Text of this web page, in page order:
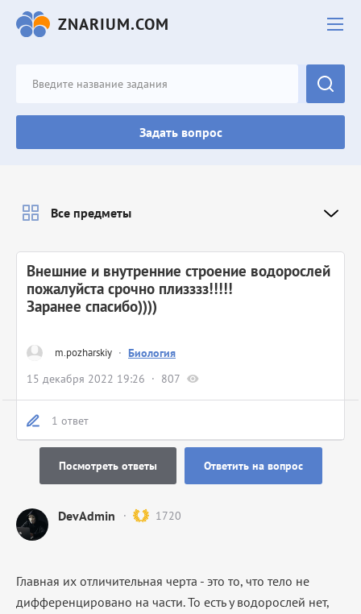
ZNARIUM.COM
Задать вопрос
m.pozharskiy · Биология
15 декабря 2022 19:26
807
Внешние и внутренние строение водорослей
пожалуйста срочно плизззз!!!!!
Заранее спасибо))))
1 ответ
Посмотреть ответы Ответить на вопрос
DevAdmin 1720
Главная их отличительная черта - это то, что тело не
дифференцировано на части. То есть у водорослей нет,
Все предметы